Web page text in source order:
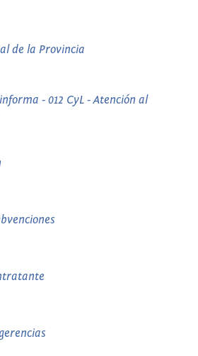
de la Provincia
- 012 CyL - Atención al